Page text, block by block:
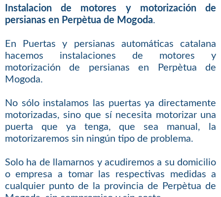
Instalacion de motores y motorización de
persianas en Perpètua de Mogoda.
En Puertas y persianas automáticas catalana
hacemos instalaciones de motores y
motorización de persianas en Perpètua de
Mogoda.
No sólo instalamos las puertas ya directamente
motorizadas, sino que sí necesita motorizar una
puerta que ya tenga, que sea manual, la
motorizaremos sin ningún tipo de problema.
Solo ha de llamarnos y acudiremos a su domicilio
o empresa a tomar las respectivas medidas a
cualquier punto de la provincia de Perpètua de